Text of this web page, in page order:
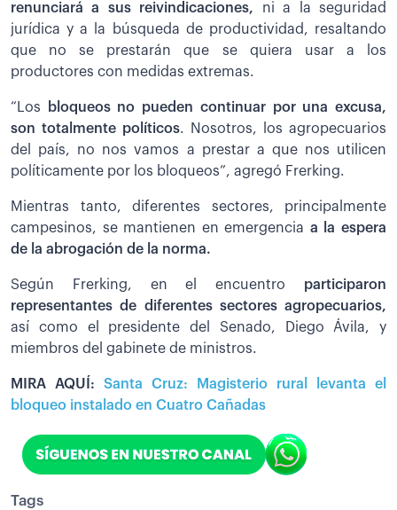
renunciará a sus reivindicaciones, ni a la seguridad
jurídica y a la búsqueda de productividad, resaltando
que no se prestarán que se quiera usar a los
productores con medidas extremas.
“Los
bloqueos no pueden continuar por una excusa,
son totalmente políticos. Nosotros, los agropecuarios
del país, no nos vamos a prestar a que nos utilicen
políticamente por los bloqueos”, agregó Frerking.
Mientras tanto, diferentes sectores, principalmente
campesinos, se mantienen en emergencia a la espera
de la abrogación de la norma.
Según Frerking, en el encuentro participaron
representantes de diferentes sectores agropecuarios,
así como el presidente del Senado, Diego Ávila, y
miembros del gabinete de ministros.
MIRA AQUÍ: Santa Cruz: Magisterio rural levanta el
bloqueo instalado en Cuatro Cañadas
Tags